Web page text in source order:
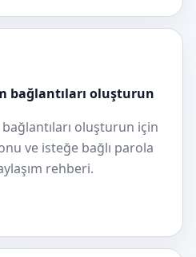
bağlantıları oluşturun
oluşturun için
ve isteğe bağlı parola
rehberi.